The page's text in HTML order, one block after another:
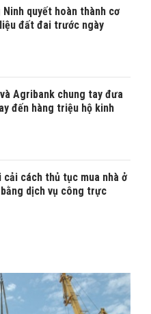
Ninh quyết hoàn thành cơ
đất đai trước ngày
Agribank chung tay đưa
đến hàng triệu hộ kinh
cải cách thủ tục mua nhà ở
dịch vụ công trực